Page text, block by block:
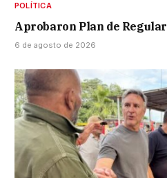
POLÍTICA
Aprobaron Plan de
6 de agosto de 2026